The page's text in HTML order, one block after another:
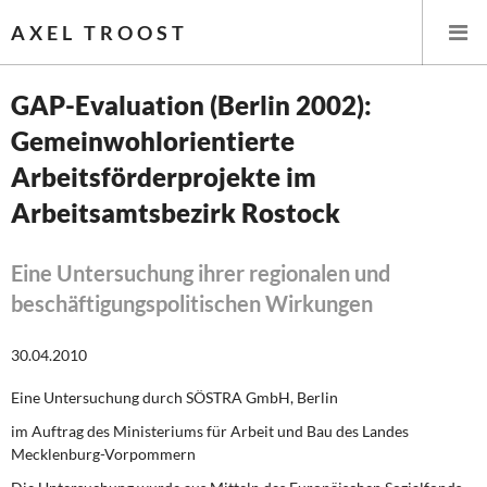
AXEL TROOST
Startseite
Themen
Wirtschaftspolitik
Steuer- und Finanzpolitik
Öffentliche Infrastruktur und Daseinsvorsorge
Eurokrise und Griechenland
GAP-Evaluation (Berlin 2002):
Gemeinwohlorientierte
Arbeitsförderprojekte im
Arbeitsamtsbezirk Rostock
Eine Untersuchung ihrer regionalen und
beschäftigungspolitischen Wirkungen
30.04.2010
Eine Untersuchung durch SÖSTRA GmbH, Berlin
im Auftrag des Ministeriums für Arbeit und Bau des Landes
Mecklenburg-Vorpommern